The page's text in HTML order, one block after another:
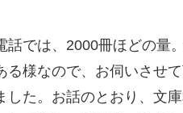
では、2000冊ほどの量
様なので、お伺いさせ
た。お話のとおり、文